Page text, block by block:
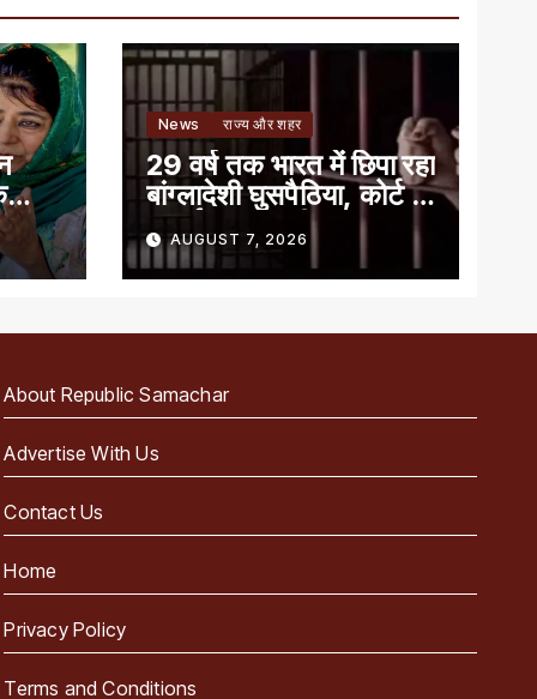
News राज्य और शहर
29 वर्ष तक भारत में छिपा रहा
बांग्लादेशी घुसपैठिया, कोर्ट ने
सुनाई 7 साल की सजा
AUGUST 7, 2026
About Republic Samachar
Advertise With Us
Contact Us
Home
Privacy Policy
Terms and Conditions